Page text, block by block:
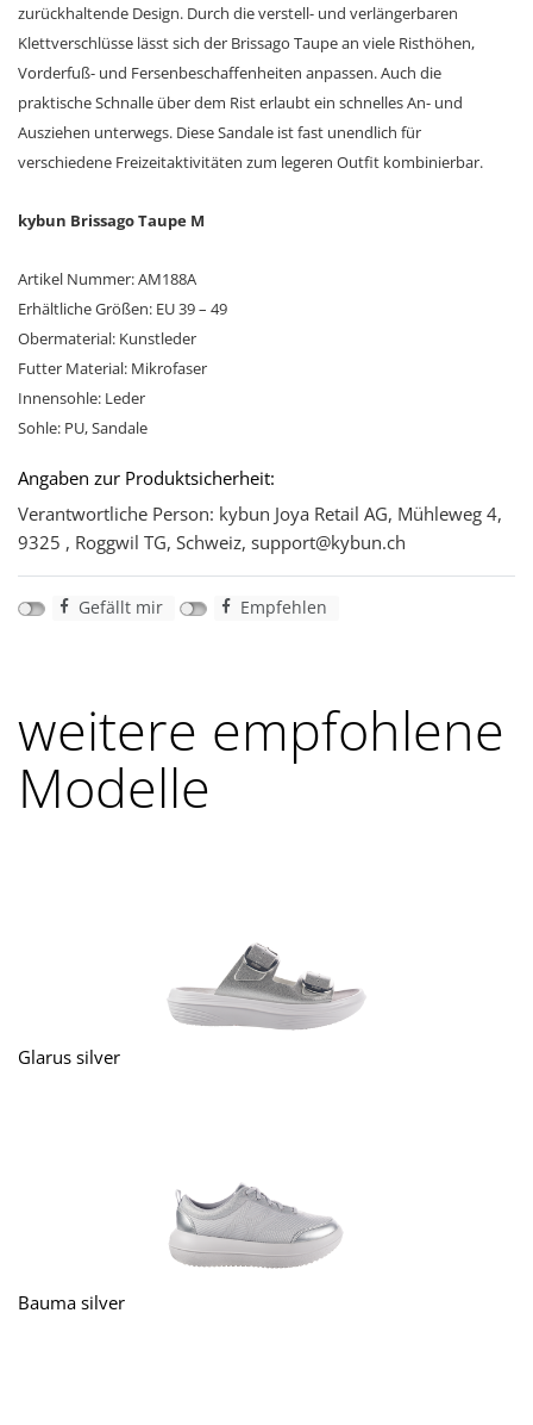
zurückhaltende Design. Durch die verstell- und verlängerbaren
Klettverschlüsse lässt sich der Brissago Taupe an viele Risthöhen,
Vorderfuß- und Fersenbeschaffenheiten anpassen. Auch die
praktische Schnalle über dem Rist erlaubt ein schnelles An- und
Ausziehen unterwegs. Diese Sandale ist fast unendlich für
verschiedene Freizeitaktivitäten zum legeren Outfit kombinierbar.
kybun Brissago Taupe M
Artikel Nummer: AM188A
Erhältliche Größen: EU 39 – 49
Obermaterial: Kunstleder
Futter Material: Mikrofaser
Innensohle: Leder
Sohle: PU, Sandale
Angaben zur Produktsicherheit:
Verantwortliche Person: kybun Joya Retail AG, Mühleweg 4,
9325 , Roggwil TG, Schweiz, support@kybun.ch
Gefällt mir Empfehlen
weitere empfohlene
Modelle
Glarus silver
Bauma silver